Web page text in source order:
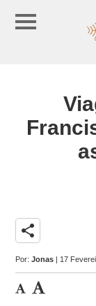
share
Por:Jonas | 17